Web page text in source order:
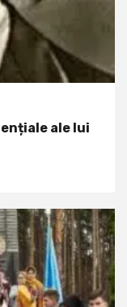
ale lui